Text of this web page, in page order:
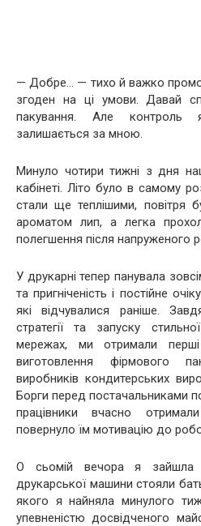
— Добре… — тихо й важко
згоден на ці умови. Давай
пакування. Але контроль
залишається за мною.
Минуло чотири тижні з дня
кабінеті. Літо було в самому
стали ще теплішими, повітря
ароматом лип, а легка
полегшення після напруженого
У друкарні тепер панувала
та пригніченість і постійне
які відчувалися раніше.
стратегії та запуску
мережах, ми отримали
виготовлення фірмового
виробників кондитерських
Борги перед постачальниками
працівники вчасно
повернуло їм мотивацію до
О сьомій вечора я зайшла
друкарської машини стояли
якого я найняла минулого
упевненістю досвідченого